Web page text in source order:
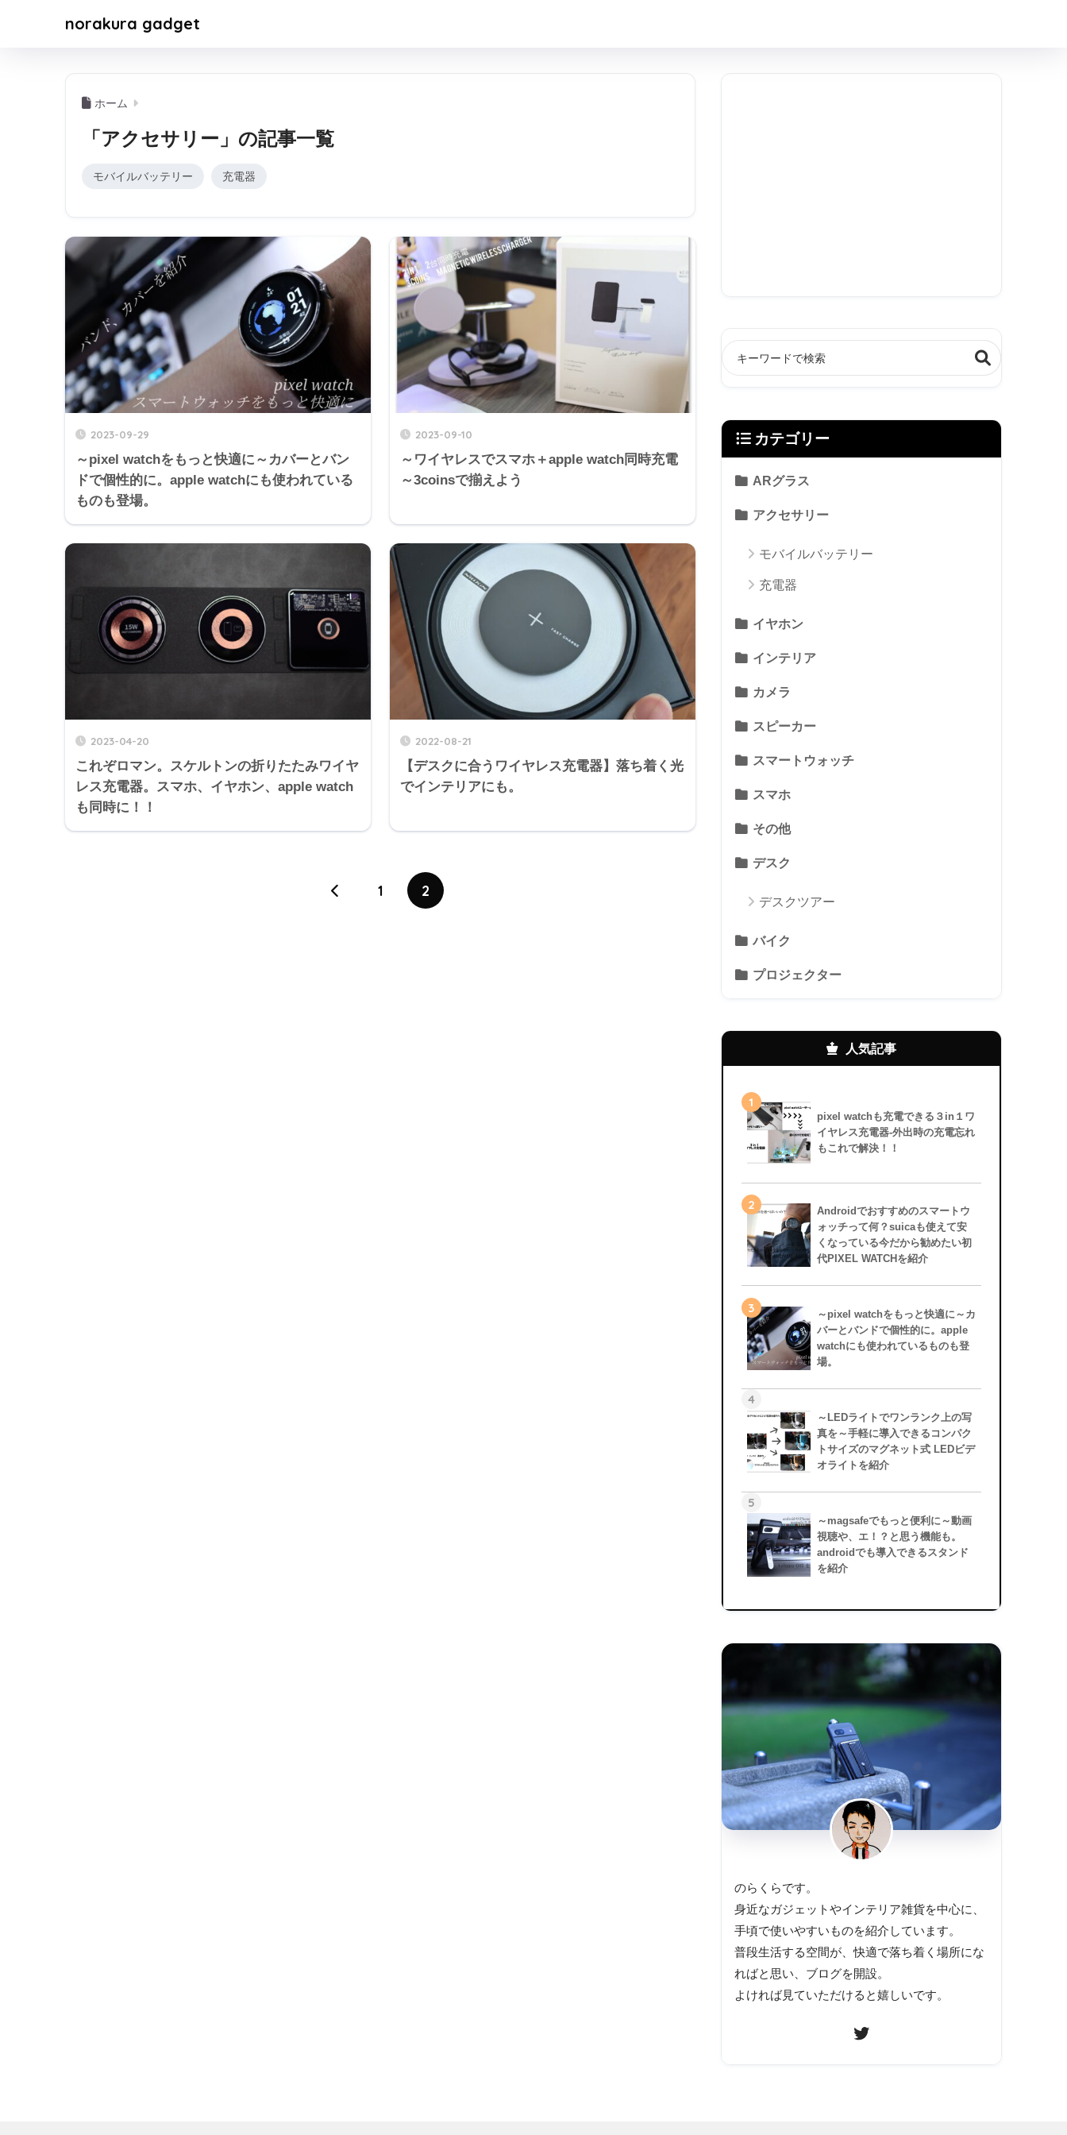
norakura gadget
ホーム
「アクセサリー」の記事一覧
モバイルバッテリー 充電器
2023-09-29
～pixel watchをもっと快適に～カバーとバン
ドで個性的に。apple watchにも使われている
ものも登場。
2023-09-10
～ワイヤレスでスマホ＋apple watch同時充電
～3coinsで揃えよう
2023-04-20
これぞロマン。スケルトンの折りたたみワイヤ
レス充電器。スマホ、イヤホン、apple watch
も同時に！！
2022-08-21
【デスクに合うワイヤレス充電器】落ち着く光
でインテリアにも。
1 2
カテゴリー
ARグラス
アクセサリー
モバイルバッテリー
充電器
イヤホン
インテリア
カメラ
スピーカー
スマートウォッチ
スマホ
その他
デスク
デスクツアー
バイク
プロジェクター
人気記事
1
pixel watchも充電できる３in１ワ
イヤレス充電器-外出時の充電忘れ
もこれで解決！！
2
Androidでおすすめのスマートウ
ォッチって何？suicaも使えて安
くなっている今だから勧めたい初
代PIXEL WATCHを紹介
3
～pixel watchをもっと快適に～カ
バーとバンドで個性的に。apple
watchにも使われているものも登
場。
4
～LEDライトでワンランク上の写
真を～手軽に導入できるコンパク
トサイズのマグネット式 LEDビデ
オライトを紹介
5
～magsafeでもっと便利に～動画
視聴や、エ！？と思う機能も。
androidでも導入できるスタンド
を紹介
のらくらです。
身近なガジェットやインテリア雑貨を中心に、
手頃で使いやすいものを紹介しています。
普段生活する空間が、快適で落ち着く場所にな
ればと思い、ブログを開設。
よければ見ていただけると嬉しいです。